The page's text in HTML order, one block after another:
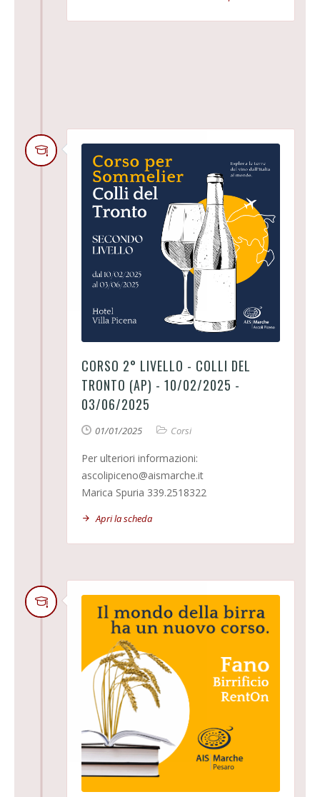
CORSO 2° LIVELLO - COLLI DEL
TRONTO (AP) - 10/02/2025 -
03/06/2025
01/01/2025 Corsi
Per ulteriori informazioni:
ascolipiceno@aismarche.it
Marica Spuria 339.2518322
Apri la scheda